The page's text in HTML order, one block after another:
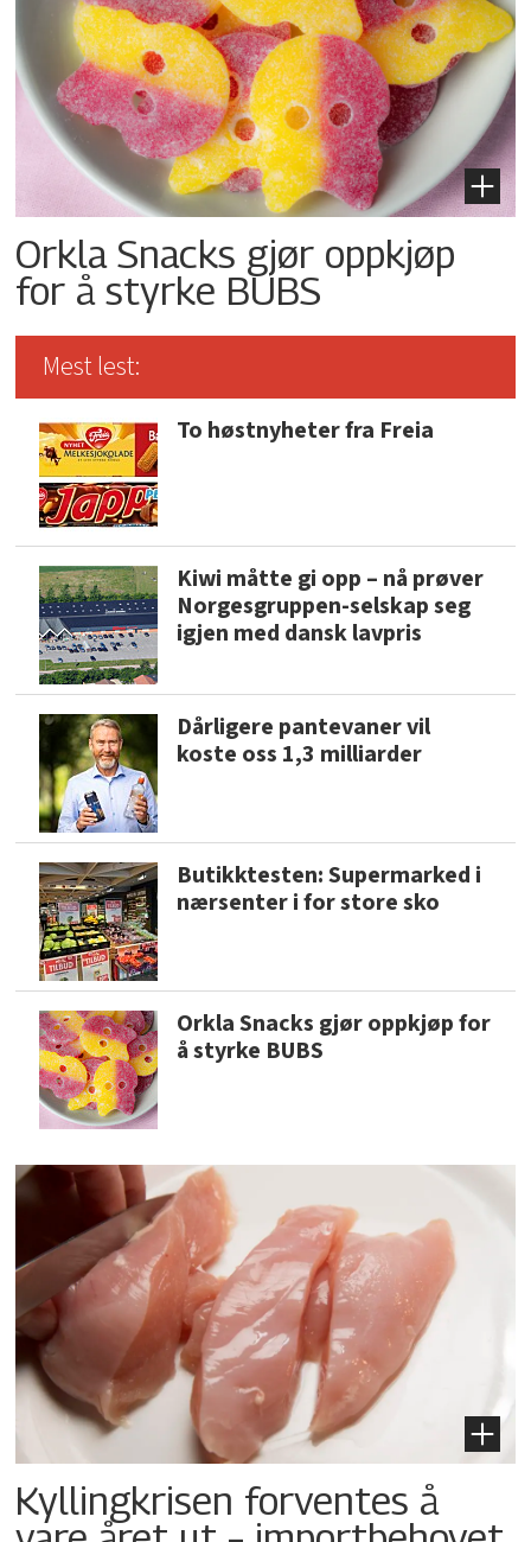
Orkla Snacks gjør oppkjøp
for å styrke BUBS
Mest lest:
To høstnyheter fra Freia
Kiwi måtte gi opp – nå prøver
Norgesgruppen-selskap seg
igjen med dansk lavpris
Dårligere pantevaner vil
koste oss 1,3 milliarder
Butikktesten: Supermarked i
nærsenter i for store sko
Orkla Snacks gjør oppkjøp for
å styrke BUBS
Kyllingkrisen forventes å